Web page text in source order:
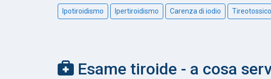
Ipotiroidismo Ipertiroidismo Carenza di iodio
Esame tiroide - a cosa